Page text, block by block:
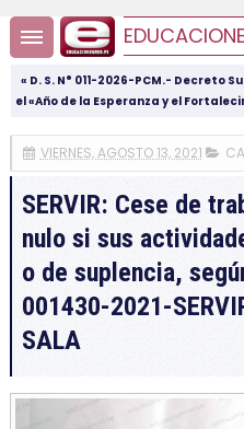
« D. S. N° 011-2026-PCM.- Decreto
el «Año de la Esperanza y el
VIERNES, AGOSTO 13, 2021
SERVIR: Cese de
nulo si sus
o de suplencia,
001430-2021-
SALA